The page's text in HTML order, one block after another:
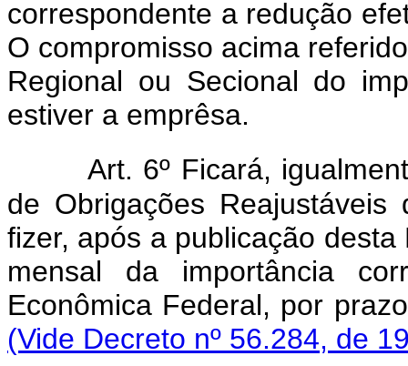
correspondente a redução
O compromisso acima
Regional ou Secional do
estiver a emprêsa.
Art. 6º Ficará,
de Obrigações
fizer, após a publicação
mensal da importância
Econômica Federal, por
(Vide Decreto nº 56.284, de